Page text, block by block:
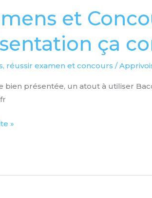
et
ça
, réussir examen et concours /
bien présentée, un atout à utiliser
»